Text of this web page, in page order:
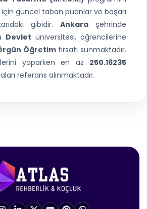
güncel taban puanlar ve başarı
gibidir. Ankara şehrinde
Devlet üniversitesi, öğrencilerine
Öğretimfırsatı sunmaktadır.
yaparken en az 250.16235
referans alınmaktadır.